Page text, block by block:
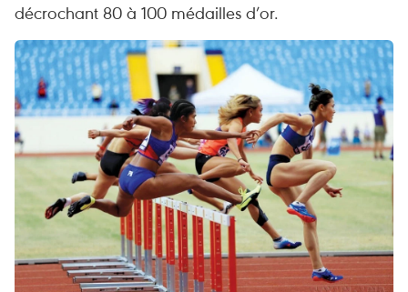
décrochant 80 à 100 médailles d’or.